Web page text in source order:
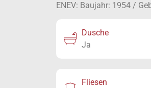
ENEV: Baujahr: 1954 /
Dusche
Ja
Fliesen